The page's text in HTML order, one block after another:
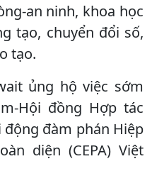
an ninh, khoa học
tạo, chuyển đổi số,
tạo.
ủng hộ việc sớm
Hội đồng Hợp tác
động đàm phán Hiệp
diện (CEPA) Việt